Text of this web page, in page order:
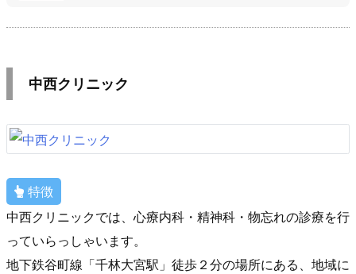
中西クリニック
特徴
中西クリニックでは、心療内科・精神科・物忘れの診療を行
っていらっしゃいます。
地下鉄谷町線「千林大宮駅」徒歩２分の場所にある、地域に